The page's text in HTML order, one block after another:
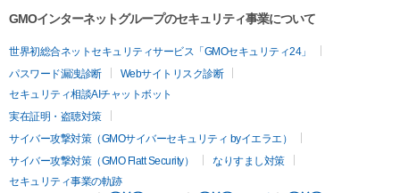
GMOインターネットグループのセキュリティ事業について
世界初総合ネットセキュリティサービス「GMOセキュリティ24」
パスワード漏洩診断
Webサイトリスク診断
セキュリティ相談AIチャットボット
実在証明・盗聴対策
サイバー攻撃対策（GMOサイバーセキュリティ byイエラエ）
サイバー攻撃対策（GMO Flatt Security）
なりすまし対策
セキュリティ事業の軌跡